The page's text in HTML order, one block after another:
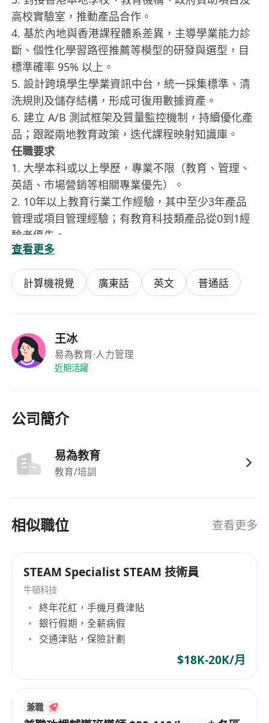
高校實驗室，推動產品合作。
4. 基於內地與香港課程體系差異，主導學業能力診
斷、個性化學習路徑推薦等模型的研發與選型，目
標準確率 95% 以上。
5. 設計跨境學生學業資訊中台，統一採集標準、清
洗規則及儲存結構，形成可復用數據資產。
6. 建立 A/B 測試框架及質量監控機制，持續優化產
品；跟蹤兩地教育政策，迭代課程映射知識庫。
任職要求
1. 大學本科或以上學歷，專業不限（教育、管理、
英語、市場營銷等相關專業優先）。
2. 10年以上教育行業工作經驗，其中至少3年產品
管理或項目管理經驗；有教育科技類產品從0到1經
驗者優先。
3. 熟悉產品研發全流程（需求分析、原型設計、開
發跟進、測試驗收）；具備基本數據分析能力，能
運用數據驅動產品決策；了解基礎AI或軟件開發概
熟悉香港或內地教育體系者優先，有跨境教育服務
經驗者優先。
查看更多
計算機視覺 廣東話 英文 普通話
王冰
易為教育·人力管理
近期活躍
公司簡介
易為教育
教育/培訓
相似職位 查看更多
STEAM Specialist STEAM 技術員
牛頓科技
終年花紅，手機月費津貼
銀行假期，全薪病假
交通津貼，保險計劃
$18K-20K/月
兼職